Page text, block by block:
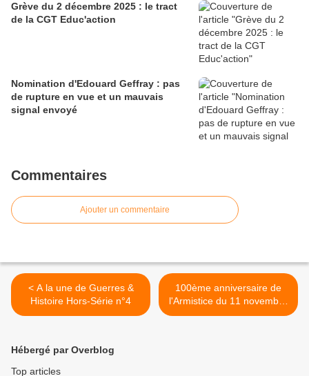
Grève du 2 décembre 2025 : le tract
de la CGT Educ'action
Nomination d'Edouard Geffray : pas
de rupture en vue et un mauvais
signal envoyé
Commentaires
Ajouter un commentaire
< A la une de Guerres &
Histoire Hors-Série n°4
100ème anniversaire de
l'Armistice du 11 novembre
1918 >
Hébergé par Overblog
Top articles